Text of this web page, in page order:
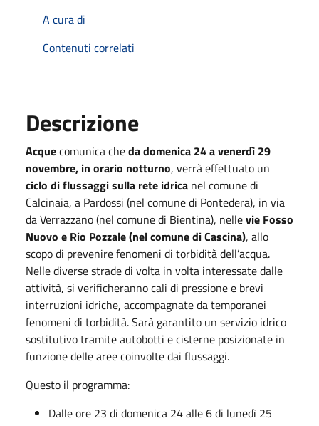
A cura di
Contenuti correlati
Descrizione
Acquecomunica cheda domenica 24 a venerdì 29
novembre, in orario notturno, verrà effettuato un
ciclo di flussaggi sulla rete idrica nel comune di
Calcinaia, a Pardossi (nel comune di Pontedera), in via
da Verrazzano (nel comune di Bientina), nellevie Fosso
Nuovo e Rio Pozzale (nel comune di Cascina), allo
scopo di prevenire fenomeni di torbidità dell’acqua.
Nelle diverse strade di volta in volta interessate dalle
attività, si verificheranno cali di pressione e brevi
interruzioni idriche, accompagnate da temporanei
fenomeni di torbidità. Sarà garantito un servizio idrico
sostitutivo tramite autobotti e cisterne posizionate in
funzione delle aree coinvolte dai flussaggi.
Questo il programma:
Dalle ore 23 di domenica 24 alle 6 di lunedì 25